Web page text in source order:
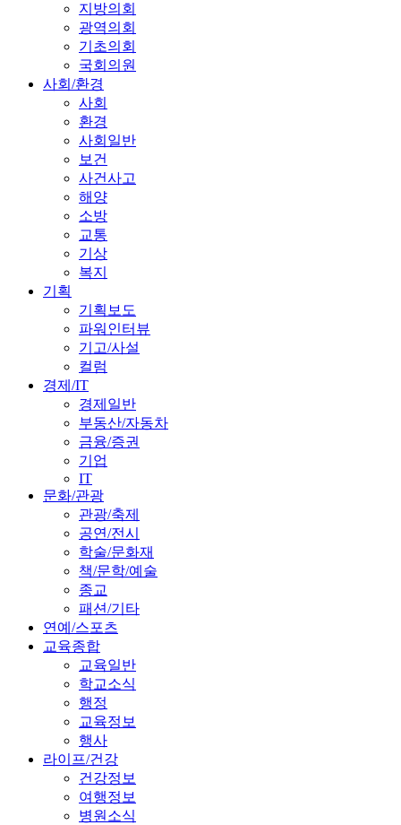
지방의회
광역의회
기초의회
국회의원
사회/환경
사회
환경
사회일반
보건
사건사고
해양
소방
교통
기상
복지
기획
기획보도
파워인터뷰
기고/사설
컬럼
경제/IT
경제일반
부동산/자동차
금융/증권
기업
IT
문화/관광
관광/축제
공연/전시
학술/문화재
책/문학/예술
종교
패션/기타
연예/스포츠
교육종합
교육일반
학교소식
행정
교육정보
행사
라이프/건강
건강정보
여행정보
병원소식